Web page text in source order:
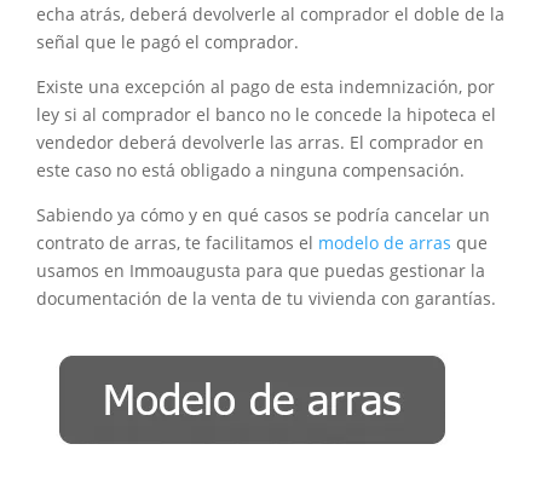
echa atrás, deberá devolverle al comprador el doble de la
señal que le pagó el comprador.
Existe una excepción al pago de esta indemnización, por
ley si al comprador el banco no le concede la hipoteca el
vendedor deberá devolverle las arras. El comprador en
este caso no está obligado a ninguna compensación.
Sabiendo ya cómo y en qué casos se podría cancelar un
contrato de arras, te facilitamos el modelo de arras que
usamos en Immoaugusta para que puedas gestionar la
documentación de la venta de tu vivienda con garantías.